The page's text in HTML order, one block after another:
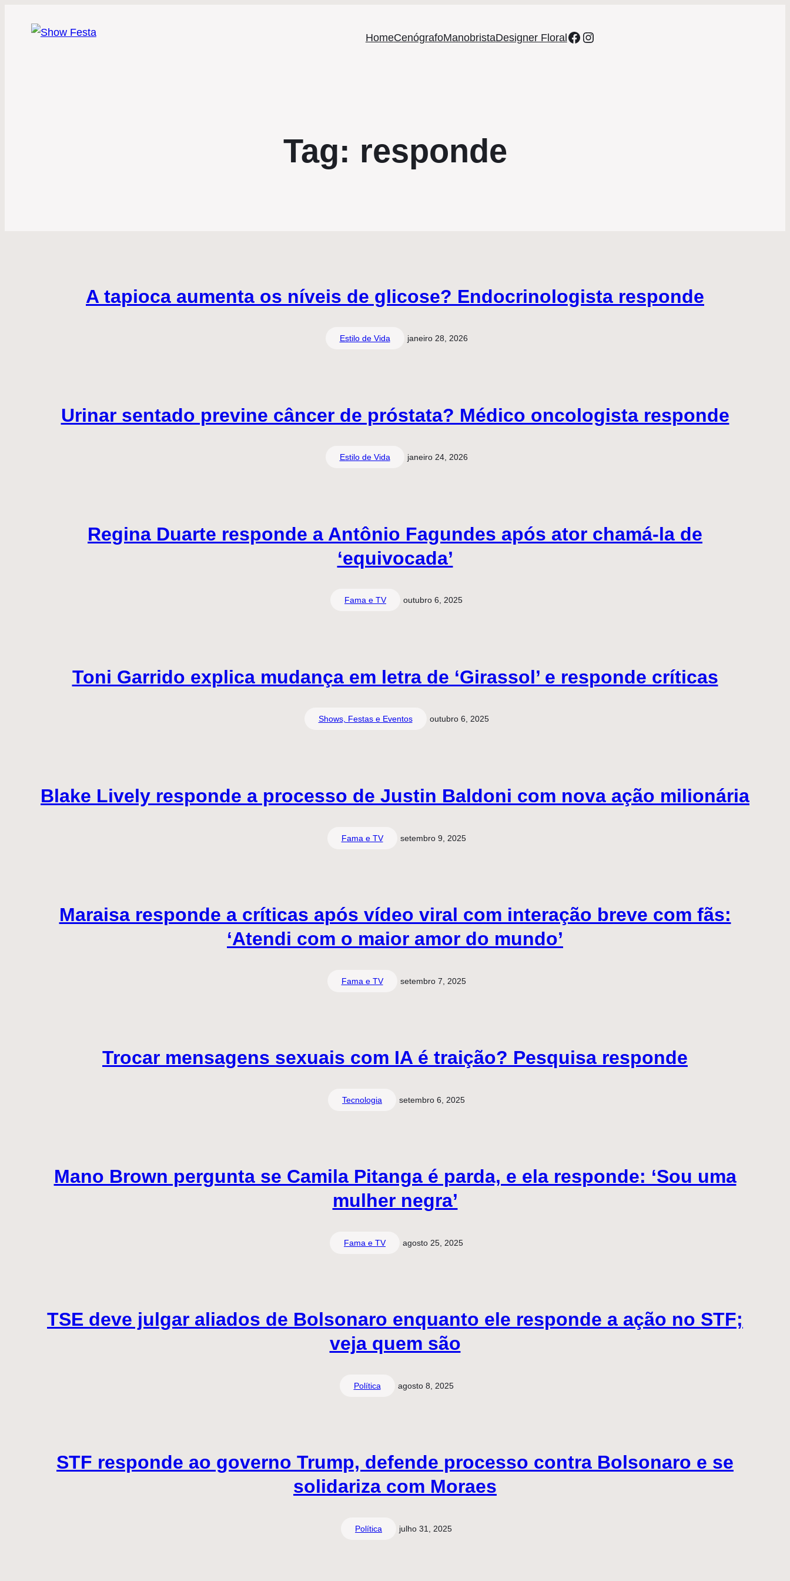
HomeCenógrafoManobristaDesigner FloralFacebook
Instagram
Tag: responde
A tapioca aumenta os níveis de glicose? Endocrinologista responde
Estilo de Vida janeiro 28, 2026
Urinar sentado previne câncer de próstata? Médico oncologista responde
Estilo de Vida janeiro 24, 2026
Regina Duarte responde a Antônio Fagundes após ator chamá-la de
‘equivocada’
Fama e TV outubro 6, 2025
Toni Garrido explica mudança em letra de ‘Girassol’ e responde críticas
Shows, Festas e Eventos outubro 6, 2025
Blake Lively responde a processo de Justin Baldoni com nova ação milionária
Fama e TV setembro 9, 2025
Maraisa responde a críticas após vídeo viral com interação breve com fãs:
‘Atendi com o maior amor do mundo’
Fama e TV setembro 7, 2025
Trocar mensagens sexuais com IA é traição? Pesquisa responde
Tecnologia setembro 6, 2025
Mano Brown pergunta se Camila Pitanga é parda, e ela responde: ‘Sou uma
mulher negra’
Fama e TV agosto 25, 2025
TSE deve julgar aliados de Bolsonaro enquanto ele responde a ação no STF;
veja quem são
Política agosto 8, 2025
STF responde ao governo Trump, defende processo contra Bolsonaro e se
solidariza com Moraes
Política julho 31, 2025